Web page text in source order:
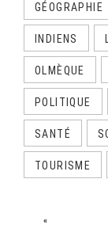
GÉOGRAPHIE
INDIENS
OLMÈQUE
POLITIQUE
SANTÉ
TOURISME
«